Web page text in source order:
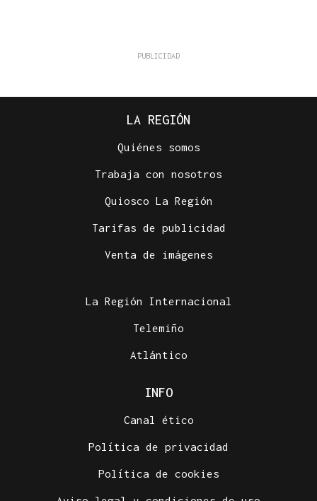
LA REGIÓN
Quiénes somos
Trabaja con nosotros
Quiosco La Región
Tarifas de publicidad
Venta de imágenes
La Región Internacional
Telemiño
Atlántico
INFO
Canal ético
Política de privacidad
Política de cookies